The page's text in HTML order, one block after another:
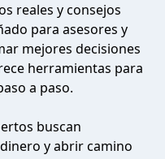
reales y consejos
para asesores y
mejores decisiones
herramientas para
a paso.
buscan
y abrir camino